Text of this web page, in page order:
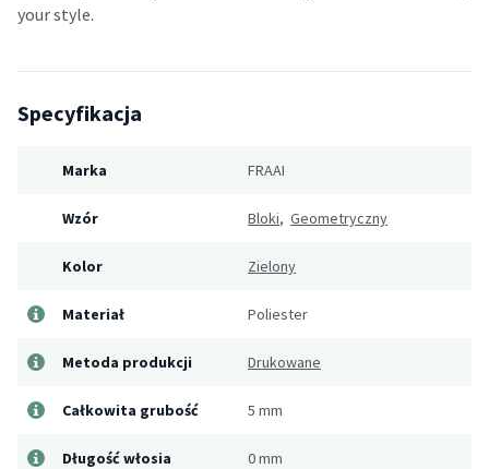
your style.
Specyfikacja
Marka FRAAI
Wzór Bloki, Geometryczny
Kolor Zielony
Materiał Poliester
Metoda produkcji Drukowane
Całkowita grubość 5 mm
Długość włosia 0 mm